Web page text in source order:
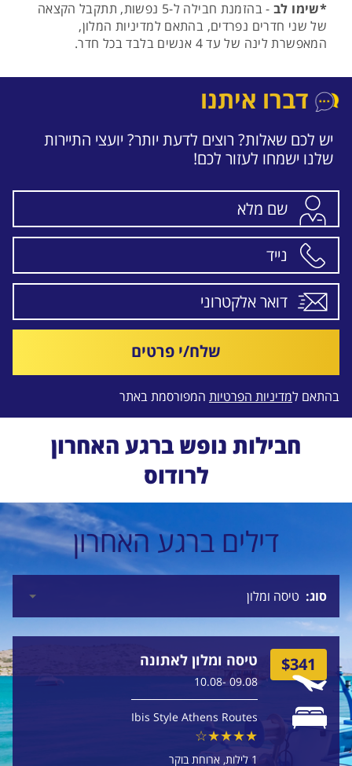
*שימו לב
- בהזמנת חבילה ל-5 נפשות, תתקבל הקצאה
של שני חדרים נפרדים, בהתאם למדיניות המלון,
המאפשרת לינה של עד 4 אנשים בלבד בכל חדר.
דברו איתנו
יש לכם שאלות? רוצים לדעת יותר? יועצי התיירות
שלנו ישמחו לעזור לכם!
שלח/י פרטים
בהתאם למדיניות הפרטיות המפורסמת באתר
חבילות נופש ברגע האחרון
לרודוס
דילים ברגע האחרון
סוג
$341 טיסה ומלון לאתונה
09.08 -10.08
Ibis Style Athens Routes
1 לילות ארוחת בוקר